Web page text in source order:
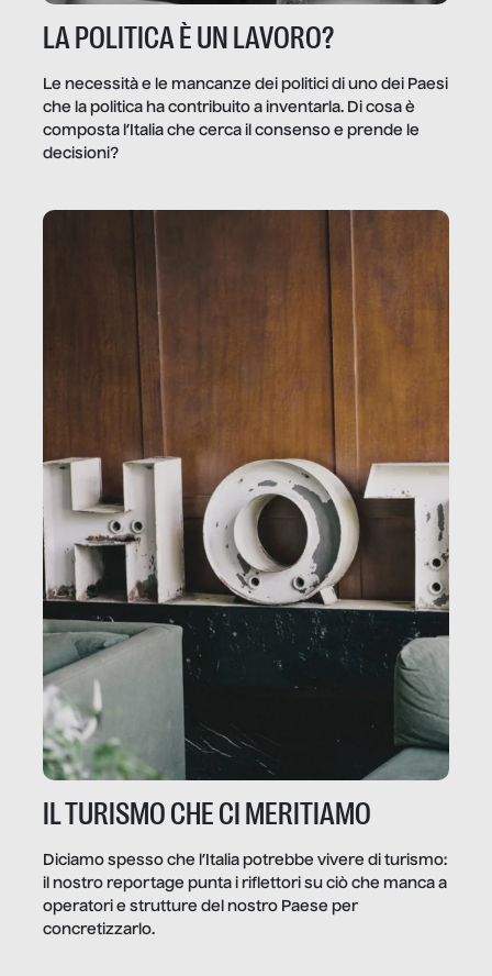
LA POLITICA È UN LAVORO?
Le necessità e le mancanze dei politici di uno dei Paesi
che la politica ha contribuito a inventarla. Di cosa è
composta l’Italia che cerca il consenso e prende le
decisioni?
IL TURISMO CHE CI MERITIAMO
Diciamo spesso che l’Italia potrebbe vivere di turismo:
il nostro reportage punta i riflettori su ciò che manca a
operatori e strutture del nostro Paese per
concretizzarlo.